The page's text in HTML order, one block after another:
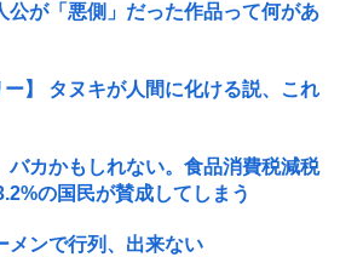
公が「悪側」だった作品って何があ
ー】 タヌキが人間に化ける説、これ
バカかもしれない。食品消費税減税
の国民が賛成してしまう
メンで行列、出来ない